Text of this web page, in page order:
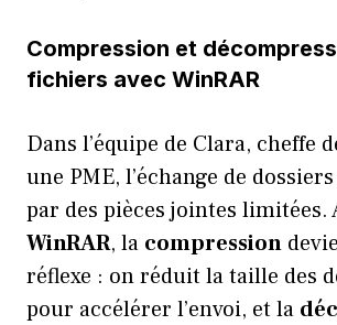
Compression et
fichiers avec WinRAR
Dans l’équipe de Clara, cheffe
une PME, l’échange de
par des pièces jointes limitées.
WinRAR, la compression
réflexe : on réduit la taille des
pour accélérer l’envoi, et la